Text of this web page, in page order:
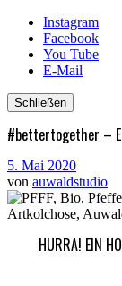
Instagram
Facebook
You Tube
E-Mail
Schließen
#bettertogether –
5. Mai 2020
von auwaldstudio
HURRA! EIN